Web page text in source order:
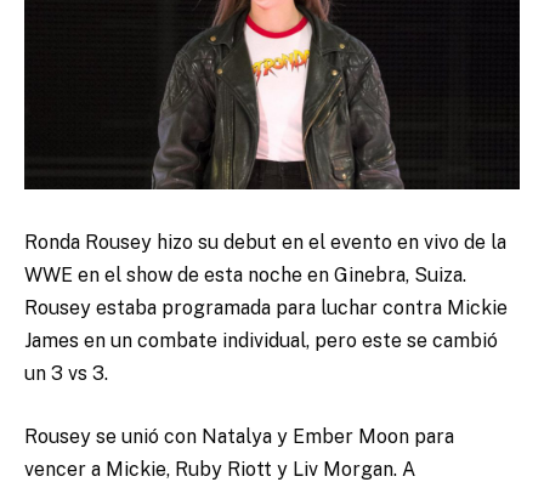
Ronda Rousey hizo su debut en el evento en vivo de la
WWE en el show de esta noche en Ginebra, Suiza.
Rousey estaba programada para luchar contra Mickie
James en un combate individual, pero este se cambió
un 3 vs 3.
Rousey se unió con Natalya y Ember Moon para
vencer a Mickie, Ruby Riott y Liv Morgan. A